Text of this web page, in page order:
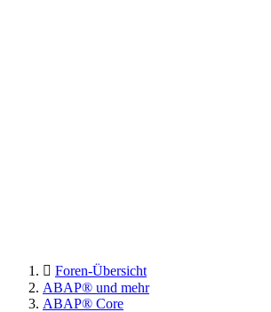
Foren-Übersicht
ABAP® und mehr
ABAP® Core